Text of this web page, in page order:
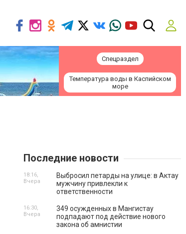
Спецраздел
Температура воды в Каспийском
море
Последние новости
Выбросил петарды на улице: в Актау
мужчину привлекли к
ответственности
18:16,
Вчера
349 осужденных в Мангистау
подпадают под действие нового
закона об амнистии
16:30,
Вчера